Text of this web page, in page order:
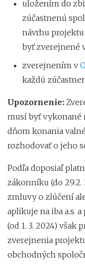
uložením do
zúčastnenú
návrhu
byť zverejnené
zverejnením v
každú
Upozornenie:
musí byť vykonané
dňom konania
rozhodovať o jeho
Podľa doposiaľ
zákonníku (do
zmluvy o zlúčení
aplikuje na iba a.s.
(od 1. 3. 2024) však
zverejnenia
obchodných